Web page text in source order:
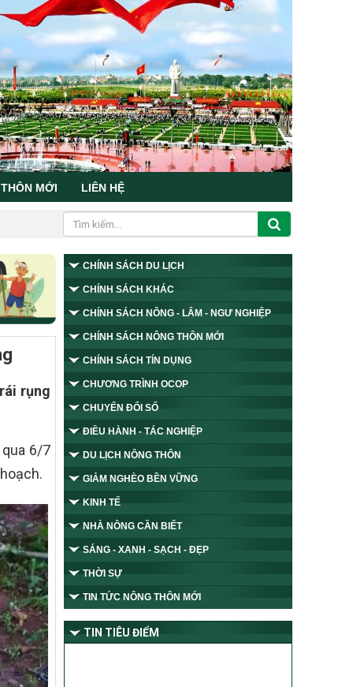
MỚI LIÊN HỆ
rụng
qua 6/7
CHÍNH SÁCH DU LỊCH
CHÍNH SÁCH KHÁC
CHÍNH SÁCH NÔNG - LÂM - NGƯ NGHIỆP
CHÍNH SÁCH NÔNG THÔN MỚI
CHÍNH SÁCH TÍN DỤNG
CHƯƠNG TRÌNH OCOP
CHUYỂN ĐỔI SỐ
ĐIỀU HÀNH - TÁC NGHIỆP
DU LỊCH NÔNG THÔN
GIẢM NGHÈO BỀN VỮNG
KINH TẾ
NHÀ NÔNG CẦN BIẾT
SÁNG - XANH - SẠCH - ĐẸP
THỜI SỰ
TIN TỨC NÔNG THÔN MỚI
TIN TIÊU ĐIỂM